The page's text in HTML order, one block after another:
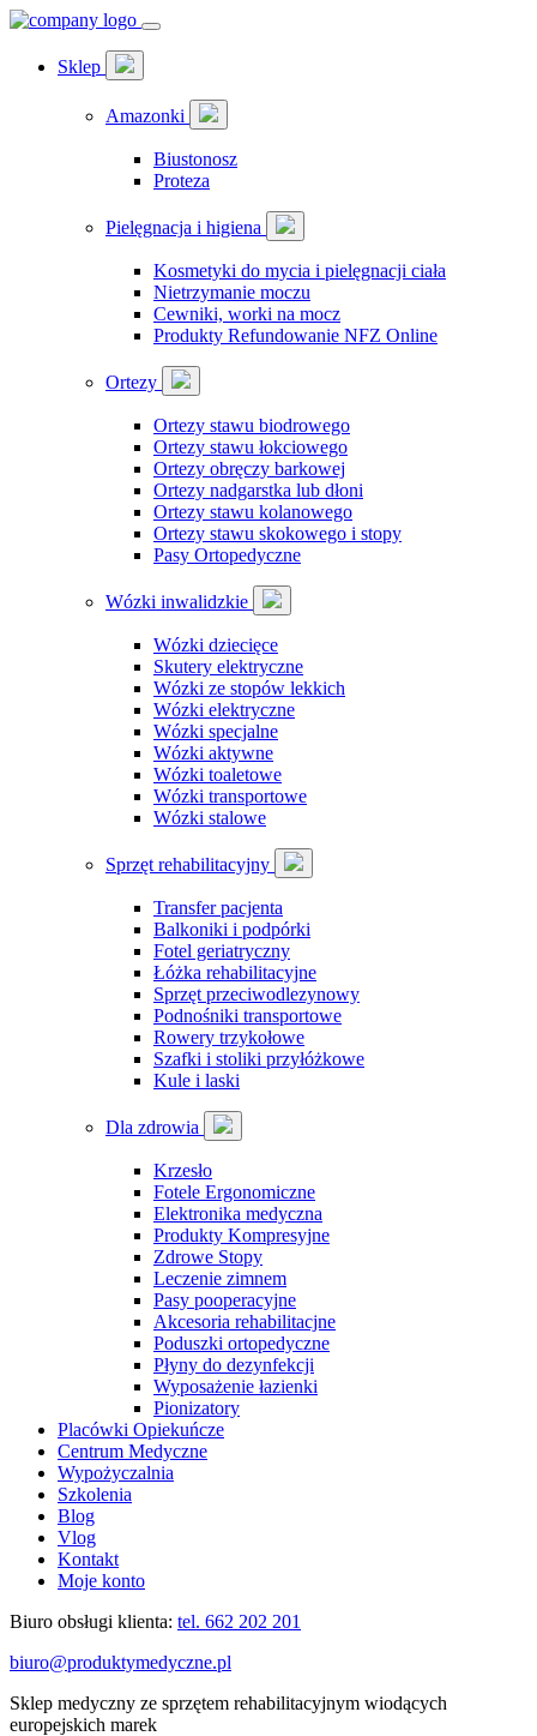
Sklep
Amazonki
Biustonosz
Proteza
Pielęgnacja i higiena
Kosmetyki do mycia i pielęgnacji ciała
Nietrzymanie moczu
Cewniki, worki na mocz
Produkty Refundowanie NFZ Online
Ortezy
Ortezy stawu biodrowego
Ortezy stawu łokciowego
Ortezy obręczy barkowej
Ortezy nadgarstka lub dłoni
Ortezy stawu kolanowego
Ortezy stawu skokowego i stopy
Pasy Ortopedyczne
Wózki inwalidzkie
Wózki dziecięce
Skutery elektryczne
Wózki ze stopów lekkich
Wózki elektryczne
Wózki specjalne
Wózki aktywne
Wózki toaletowe
Wózki transportowe
Wózki stalowe
Sprzęt rehabilitacyjny
Transfer pacjenta
Balkoniki i podpórki
Fotel geriatryczny
Łóżka rehabilitacyjne
Sprzęt przeciwodlezynowy
Podnośniki transportowe
Rowery trzykołowe
Szafki i stoliki przyłóżkowe
Kule i laski
Dla zdrowia
Krzesło
Fotele Ergonomiczne
Elektronika medyczna
Produkty Kompresyjne
Zdrowe Stopy
Leczenie zimnem
Pasy pooperacyjne
Akcesoria rehabilitacjne
Poduszki ortopedyczne
Płyny do dezynfekcji
Wyposażenie łazienki
Pionizatory
Placówki Opiekuńcze
Centrum Medyczne
Wypożyczalnia
Szkolenia
Blog
Vlog
Kontakt
Moje konto
Biuro obsługi klienta: tel. 662 202 201
biuro@produktymedyczne.pl
Sklep medyczny ze sprzętem rehabilitacyjnym wiodących
europejskich marek